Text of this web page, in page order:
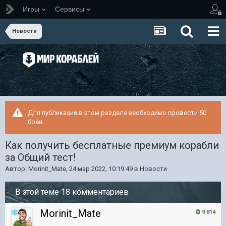
Игры Сервисы
Новости
Для публикации в этом разделе необходимо провести 50
боёв.
Как получить бесплатные премиум корабли
за Общий тест!
Автор: Morinit_Mate, 24 мар 2022, 10:19:49 в Новости
В этой теме 18 комментариев
9 814
Morinit_Mate